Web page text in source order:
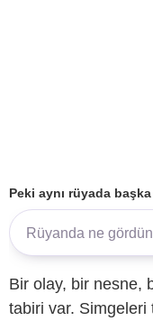
Peki aynı rüyada
Bir olay, bir nesne,
tabiri var.